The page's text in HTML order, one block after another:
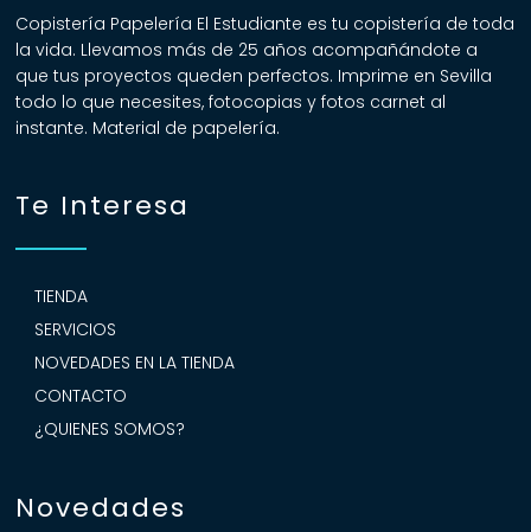
Copistería Papelería El Estudiante es tu copistería de toda
la vida. Llevamos más de 25 años acompañándote a
que tus proyectos queden perfectos. Imprime en Sevilla
todo lo que necesites, fotocopias y fotos carnet al
instante. Material de papelería.
Te Interesa
TIENDA
SERVICIOS
NOVEDADES EN LA TIENDA
CONTACTO
¿QUIENES SOMOS?
Novedades